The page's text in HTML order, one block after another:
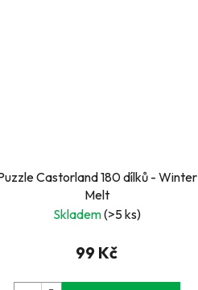
Castorland 180 dílků - Winter
Melt
Skladem(>5 ks)
99 Kč